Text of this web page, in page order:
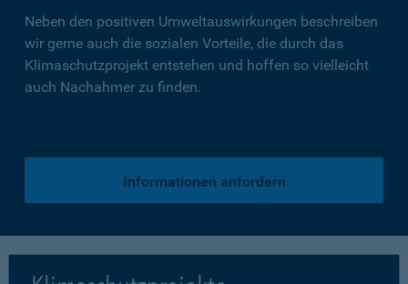
Neben den positiven Umweltauswirkungen beschreiben
wir gerne auch die sozialen Vorteile, die durch das
Klimaschutzprojekt entstehen und hoffen so vielleicht
auch Nachahmer zu finden.
Informationen anfordern